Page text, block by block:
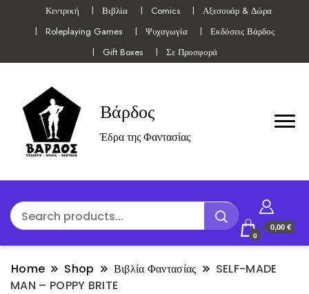
Κεντρική Βιβλία Comics
Αξεσουάρ & Δώρα
Roleplaying Games
Ψυχαγωγία
Εκδόσεις Βάρδος
Gift Boxes
Σε Προσφορά
Βάρδος
Έδρα της Φαντασίας
0
0,00 €
Home Shop Βιβλία Φαντασίας
SELF-MADE
MAN – POPPY BRITE